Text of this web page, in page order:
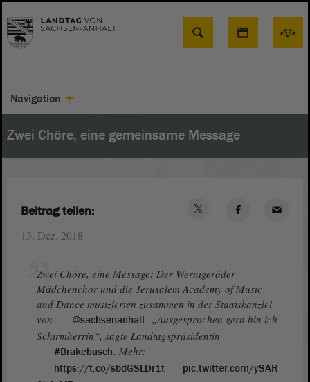
Suche
Navigation
Zwei Chöre, eine gemeinsame Message
13. Dez. 2018
Zwei Chöre, eine Message: Der Wernigeröder
Mädchenchor und die Jerusalem Academy of Music
and Dance musizierten zusammen in der Staatskanzlei
von
@sachsenanhalt. „Ausgesprochen gern bin ich
Schirmherrin“, sagte Landtagspräsidentin
#Brakebusch. Mehr:
https://t.co/sbdGSLDr1t
pic.twitter.com/ySAR
Beitrag teilen: